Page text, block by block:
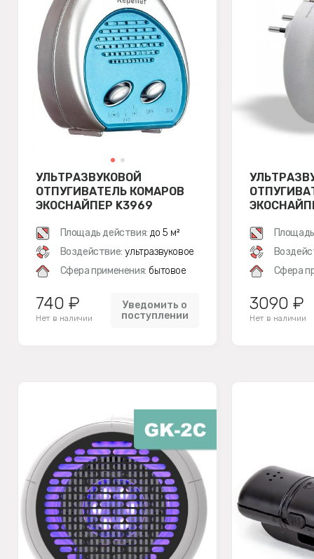
УЛЬТРАЗВУКОВОЙ
ОТПУГИВАТЕЛЬ КОМАРОВ
ЭКОСНАЙПЕР K3969
Площадь действия: до 5 м²
Воздействие: ультразвуковое
Сфера применения: бытовое
740 ₽
Нет в наличии
Уведомить о
поступлении
Сфера
3090 ₽
Нет в наличии